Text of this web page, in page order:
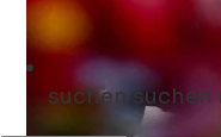
suchen